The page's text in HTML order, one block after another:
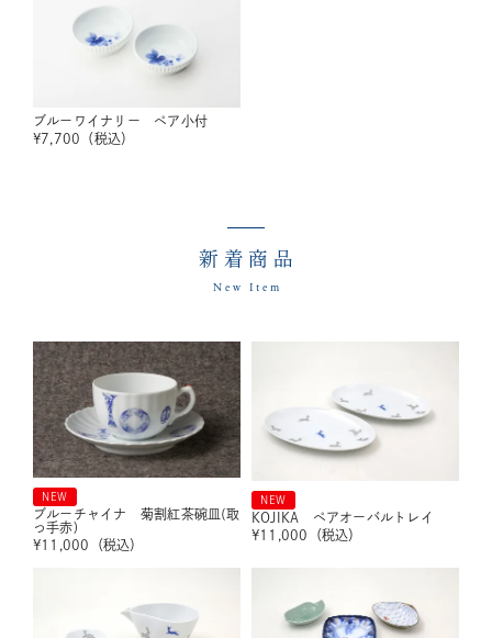
ブルーワイナリー ペア小付
¥7,700 （税込）
新着商品
New Item
NEW
ブルーチャイナ 菊割紅茶碗皿(取
っ手赤)
¥11,000 （税込）
NEW
KOJIKA ペアオーバルトレイ
¥11,000 （税込）